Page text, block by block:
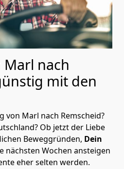
nach
mit den
von Marl nach Remscheid?
Ob jetzt der Liebe
Beweggründen, Dein
nächsten Wochen ansteigen
eher selten werden.